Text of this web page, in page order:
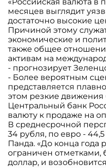
месяцев выглядит
достаточно высокие
Причиной этому
экономические и
также общее
активам на
- прогнозирует
- Более вероятным
представляется
этом резкие движения
Центральный банк
валюту к продаже на
В среднесрочной
34 рубля, по евро -
Панда. «До конца года
ограничен отметками,
доллар, и